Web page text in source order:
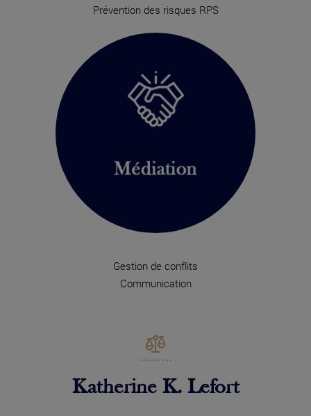
Prévention des risques RPS
Gestion de conflits
Communication
Katherine K. Lefort